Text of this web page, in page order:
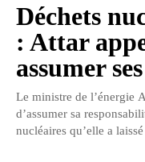
Déchets
: Attar
assumer
Le ministre de l’énergie
d’assumer sa
nucléaires qu’elle a